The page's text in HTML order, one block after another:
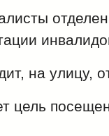
на улицу,
цель